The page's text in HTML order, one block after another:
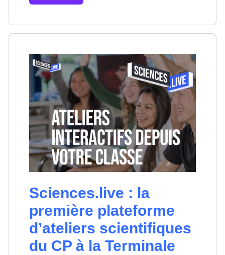
Sciences.live : la
première plateforme
d’ateliers scientifiques
du CP à la Terminale